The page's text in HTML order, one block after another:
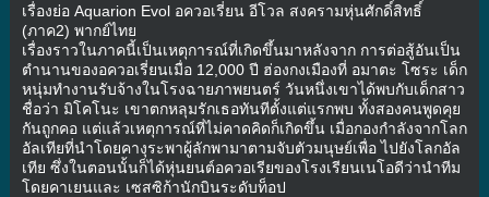
เรื่องย่อ Aquarion Evol อควอเรี่ยน อีโวล สงครามหุ่นศักดิ์สิทธิ์
(ภาค2) พากย์ไทย
เรื่องราวในภาคนี้เป็นเหตุการณ์ที่เกิดขึ้นมาหลังจาก การต่อสู้อันเป็น
ตำนานของอควอเรี่ยนเมื่อ 12,000 ปี ฮ่องกงเมืองที่ อมาตะ โซระ เด็ก
หนุ่มทำงานรับจ้างในโรงฉายภาพยนตร์ วันหนึ่งเขาได้พบกับเด็กสาว
ชื่อว่า มิโคโนะ เขาตกหลุมรักเธอทันทีตั้งแต่แรกพบ ทั้งสองคนพูดคุย
กันถูกคอ แต่แล้วเหตุการณ์ที่ไม่คาดคิดก็เกิดขึ้น เมื่อกองกำลังจากโลก
อัลเทียที่นำโดยคางุระพาผู้ลักพามาตามจับตัวมนุษย์เพื่อ ไปยังโลกอัล
เทีย ซึ่งในตอนนั้นก็ได้หุ่นยนต์อควอเรียของโรงเรียนเนโอดีว่านำทีม
โดยคาเยนและ เซสซิก้านักบินระดับท็อป